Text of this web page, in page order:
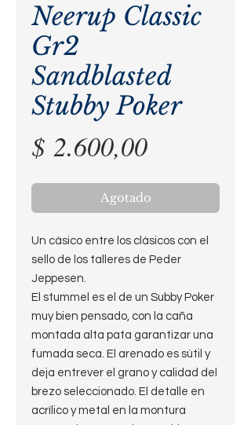
Neerup Classic
Gr2
Sandblasted
Stubby Poker
$ 2.600,00Precio
Agotado
Un cásico entre los clásicos con el
sello de los talleres de Peder
Jeppesen.
El stummel es el de un Subby Poker
muy bien pensado, con la caña
montada alta pata garantizar una
fumada seca. El arenado es sútil y
deja entrever el grano y calidad del
brezo seleccionado. El detalle en
acrílico y metal en la montura